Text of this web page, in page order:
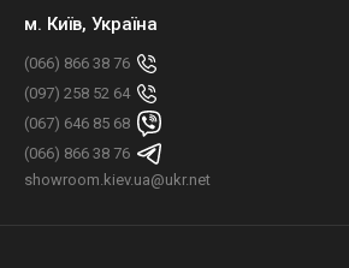
м. Київ, Україна
(066) 866 38 76
(097) 258 52 64
(067) 646 85 68
(066) 866 38 76
showroom.kiev.ua@ukr.net